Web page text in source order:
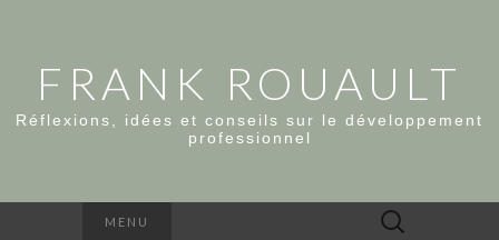
FRANK ROUAULT
Réflexions, idées et conseils sur le développement
professionnel
MENU Rechercher :